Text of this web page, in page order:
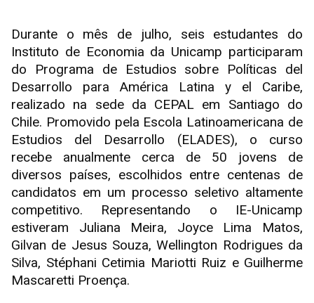
Durante o mês de julho, seis estudantes do
Instituto de Economia da Unicamp participaram
do Programa de Estudios sobre Políticas del
Desarrollo para América Latina y el Caribe,
realizado na sede da CEPAL em Santiago do
Chile. Promovido pela Escola Latinoamericana de
Estudios del Desarrollo (ELADES), o curso
recebe anualmente cerca de 50 jovens de
diversos países, escolhidos entre centenas de
candidatos em um processo seletivo altamente
competitivo. Representando o IE-Unicamp
estiveram Juliana Meira, Joyce Lima Matos,
Gilvan de Jesus Souza, Wellington Rodrigues da
Silva, Stéphani Cetimia Mariotti Ruiz e Guilherme
Mascaretti Proença.